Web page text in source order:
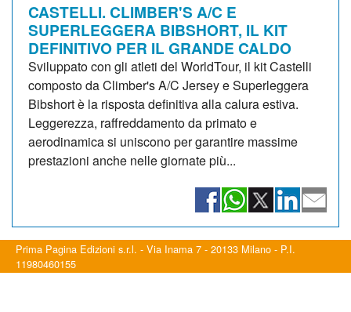
CASTELLI. CLIMBER'S A/C E
SUPERLEGGERA BIBSHORT, IL KIT
DEFINITIVO PER IL GRANDE CALDO
Sviluppato con gli atleti del WorldTour, il kit Castelli
composto da Climber's A/C Jersey e Superleggera
Bibshort è la risposta definitiva alla calura estiva.
Leggerezza, raffreddamento da primato e
aerodinamica si uniscono per garantire massime
prestazioni anche nelle giornate più...
Prima Pagina Edizioni s.r.l. - Via Inama 7 - 20133 Milano - P.I.
11980460155